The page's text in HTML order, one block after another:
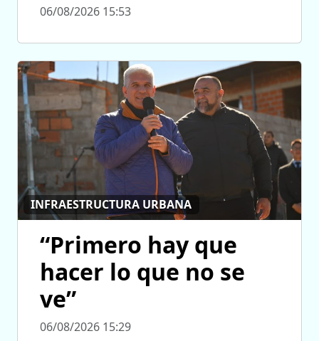
06/08/2026 15:53
INFRAESTRUCTURA URBANA
“Primero hay que
hacer lo que no se
ve”
06/08/2026 15:29